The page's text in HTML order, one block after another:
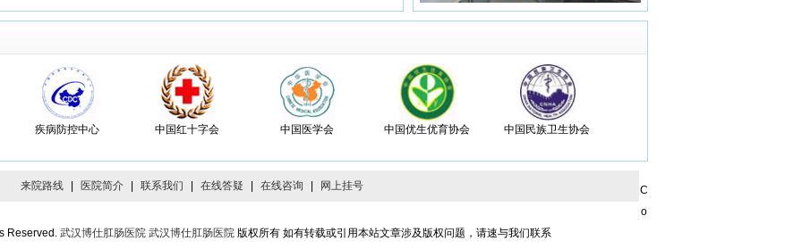
：珊瑚海 患者印象：锦旗很多
者：天涯 患者印象：
是浅表性胃炎、十二指肠溃疡，经过秦主任细心治疗，病情已经得到好转，脸色
者：雷帝Sir 患者印象：和蔼可亲，技术高
我们去找秦医生看病，他态度和蔼可亲对我的病情分析的头头是道，帮我开了药
疾病防控中心 中国红十字会 中国医学会 中国优生优育协会 中国民族卫生协会
来院路线 医院简介 联系我们 在线答疑 在线咨询 网上挂号
C
o
Reserved. 武汉博仕肛肠医院 武汉博仕肛肠医院版权所有 如有转载或引用本站文章涉及版权问题，请速与我们联系